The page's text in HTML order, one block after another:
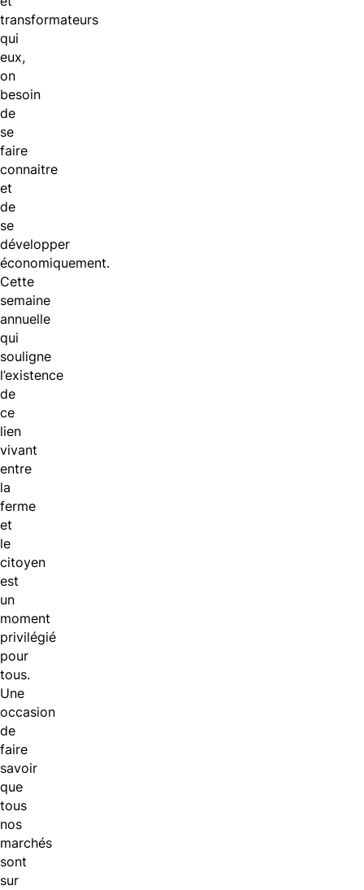
transformateurs
qui
eux,
on
besoin
de
se
faire
connaitre
et
de
se
développer
économiquement.
Cette
semaine
annuelle
qui
souligne
l’existence
de
ce
lien
vivant
entre
la
ferme
et
le
citoyen
est
un
moment
privilégié
pour
tous.
Une
occasion
de
faire
savoir
que
tous
nos
marchés
sont
sur